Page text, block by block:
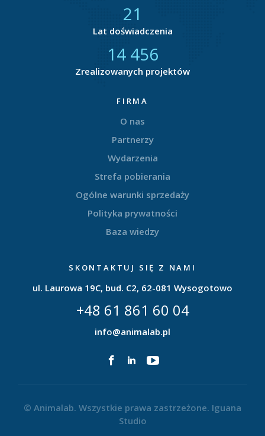
21
Lat doświadczenia
14 877
Zrealizowanych projektów
FIRMA
O nas
Partnerzy
Wydarzenia
Strefa pobierania
Ogólne warunki sprzedaży
Polityka prywatności
Baza wiedzy
SKONTAKTUJ SIĘ Z NAMI
ul. Laurowa 19C, bud. C2, 62-081 Wysogotowo
+48 61 861 60 04
info@animalab.pl
© Animalab. Wszystkie prawa zastrzeżone. Iguana
Studio